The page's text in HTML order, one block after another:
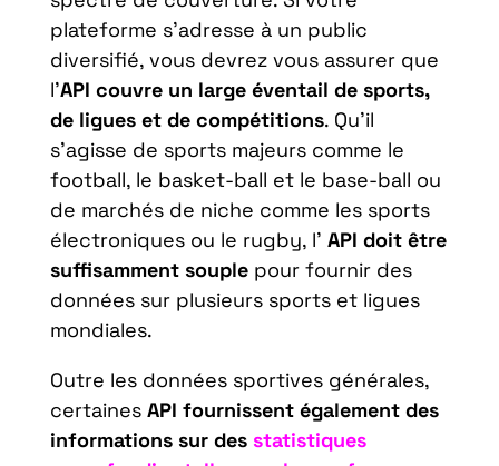
plateforme s’adresse à un public
diversifié, vous devrez vous assurer que
l’API couvre un large éventail de sports,
de ligues et de compétitions. Qu’il
s’agisse de sports majeurs comme le
football, le basket-ball et le base-ball ou
de marchés de niche comme les sports
électroniques ou le rugby, l’ API doit être
suffisamment souplepour fournir des
données sur plusieurs sports et ligues
mondiales.
Outre les données sportives générales,
certaines API fournissent également des
informations sur des statistiques